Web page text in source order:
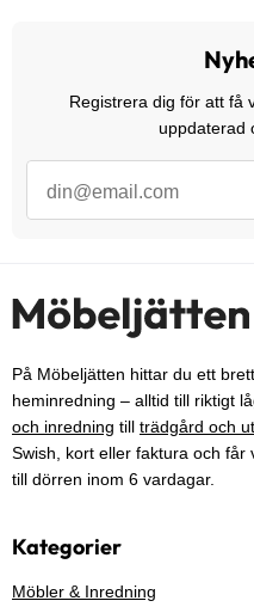
Registrera dig för att få
uppdaterad
På Möbeljätten hittar du ett
heminredning – alltid till riktigt
och inredning till trädgård och
Swish, kort eller faktura och
till dörren inom 6 vardagar.
Kategorier
Möbler & Inredning